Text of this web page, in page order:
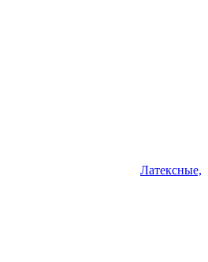
Латексные,